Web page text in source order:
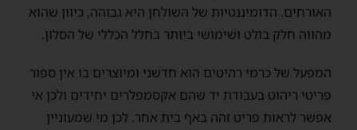
האורחים. הדומיננטיות של השולחן היא גבוהה, כיוון שהוא
מהווה חלק בולט ושימושי ביותר בחלל הכללי של הסלון.
המפעל של כרמי רהיטים הוא חדשני ומיוצרים בו אין ספור
פריטי ריהוט בעבודת יד שהם אקסמפלרים יחידים ולכן אי
אפשר לראות פריט זהה באף בית אחר. לכן מי שמעוניין